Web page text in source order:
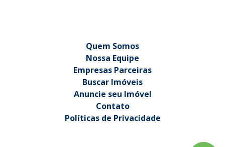
Quem Somos
Nossa Equipe
Empresas Parceiras
Buscar Imóveis
Anuncie seu Imóvel
Contato
Políticas de Privacidade